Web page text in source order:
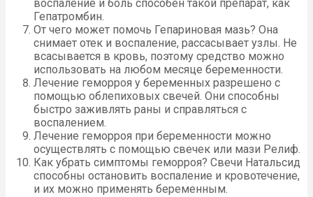
воспаление и боль способен такой препарат, как
Гепатромбин.
От чего может помочь Гепариновая мазь? Она
снимает отек и воспаление, рассасывает узлы. Не
всасывается в кровь, поэтому средство можно
использовать на любом месяце беременности.
Лечение геморроя у беременных разрешено с
помощью облепиховых свечей. Они способны
быстро заживлять раны и справляться с
воспалением.
Лечение геморроя при беременности можно
осуществлять с помощью свечек или мази Релиф.
Как убрать симптомы геморроя? Свечи Натальсид
способны остановить воспаление и кровотечение,
и их можно применять беременным.